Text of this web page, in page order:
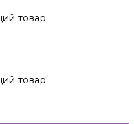
товар
товар